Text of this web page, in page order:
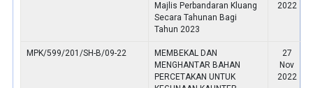
Majlis Perbandaran Kluang
Secara Tahunan Bagi
Tahun 2023
2022
MPK/599/201/SH-B/09-22
MEMBEKAL DAN
MENGHANTAR BAHAN
PERCETAKAN UNTUK
27
Nov
2022